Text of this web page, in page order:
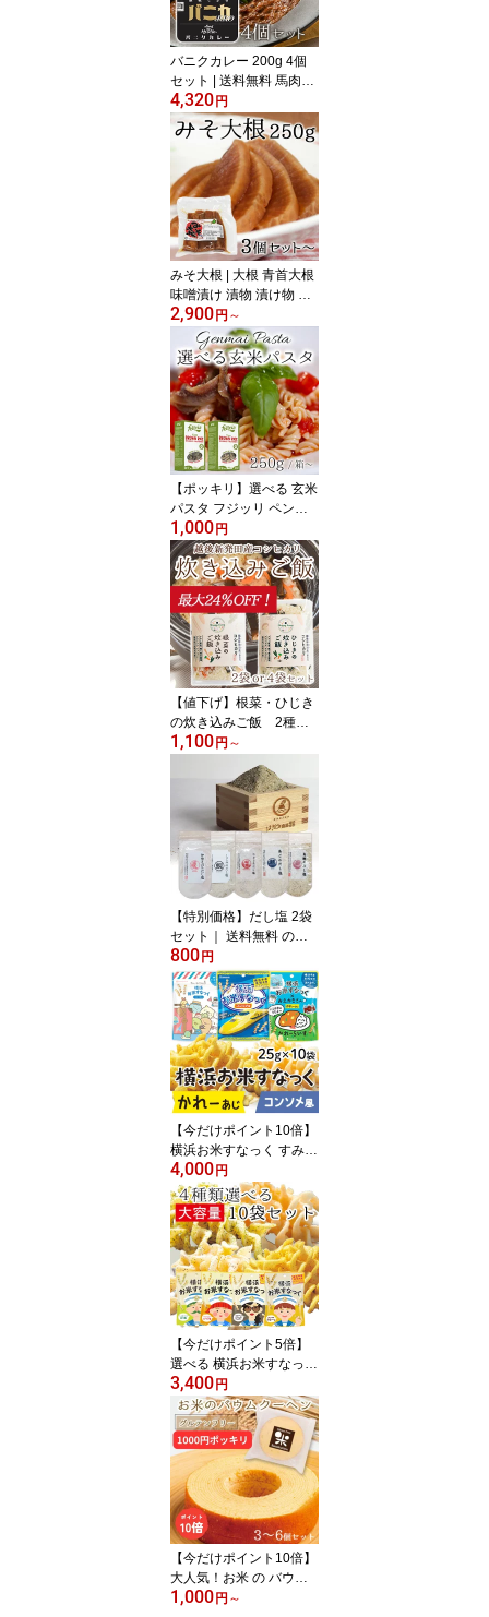
バニクカレー 200g 4個
セット | 送料無料 馬肉カ
レー バニク 馬肉 高たん
ぱく タンパク質 低脂質
グリコーゲン アスリート
トレーニング レトルト
レンジ 簡単 インスタン
ト 保存食 常温 横浜グリ
ッツ アイスホッケー Foo
d de Muscle 産直
4,320 円
みそ大根 | 大根 青首大根
味噌漬け 漬物 漬け物 つ
け物 しょっぱい 味噌 昔
ながら 国産 青森 お茶漬
け おにぎり お弁当 弁当
夏 東農園 産直
2,900 円 ～
【ポッキリ】選べる 玄米
パスタ フジッリ ペンネ 2
50g〜 | フェリチア felici
a アンドリアーニ イタリ
ア グルテンフリー 小麦
不使用 グルテンフリーパ
スタ 玄米 パスタ ライス
パスタ イタリアセリアッ
ク協会公式認定 BIO 本社
1,000 円
【値下げ】根菜・ひじき
の炊き込みご飯 2種類
セット | 送料無料 長期保
存 備蓄 災害 保存食 地震
非常食 ごはん ご飯 アウ
トドア 米 無洗米 時短 時
短調理 簡単 コシヒカリ
新潟産 国内産 国内具材
ハッピーキャンプ キャン
プ 人気 ネコポス 本社
1,100 円 ～
【特別価格】だし塩 2袋
セット｜ 送料無料 のど
ぐろ しじみ おむすび だ
し スープ おにぎりの塩
ネコポス はぎの食品 ご
はんのお供 お供 だし塩
出汁塩 魚介だし 調味塩
本社
800 円
【今だけポイント10倍】
横浜お米すなっく すみっ
コぐらしコンソメ風 おえ
かきさんカレー味 ドクタ
ーイエローコンソメ風 各
10袋セット | 送料無料 グ
ルテンフリー スナック
米粉 お菓子 米粉のお菓
子 おやつ おつまみ 横浜
お土産 こども アレルゲ
ンフリー 28品目 産直
4,000 円
【今だけポイント5倍】
選べる 横浜お米すなっく
10袋セット 送料無料 大
容量 グルテンフリー ス
ナック 米粉 お菓子 お米
菓子 低カロリー 低糖質
ヘルシー 子供 保存食 非
常食 ダイエット のり塩
コンソメ ペッパー おや
つ おつまみ 横浜 お土産
アレルゲンフリー 産直
3,400 円
【今だけポイント10倍】
大人気！お米 の バウム
クーヘン 3個〜 個包装 1
1,000 円 ～